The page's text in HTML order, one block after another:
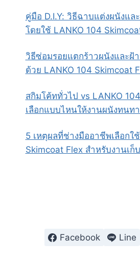
คู่มือ D.I.Y: วิธีฉาบแต่งผนังแล
โดยใช้ LANKO 104
วิธีซ่อมรอยแตกร้าวผนังและฝ้
ด้วย LANKO 104 Skimcoat
สกิมโค้ททั่วไป vs LANKO
เลือกแบบไหนให้งานผนังทนท
5 เหตุผลที่ช่างมืออาชีพเลือกใ
Skimcoat Flex สำหรับงานเก็
Facebook Line